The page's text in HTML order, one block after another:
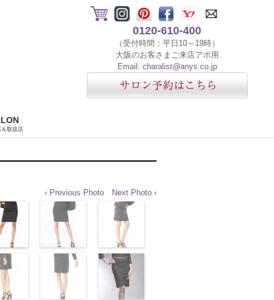
0120-610-400
（受付時間：平日10～19時）
大阪のお客さまご来店アポ用
Email: charalist@anys.co.jp
＆取扱店
‹ Previous Photo Next Photo ›